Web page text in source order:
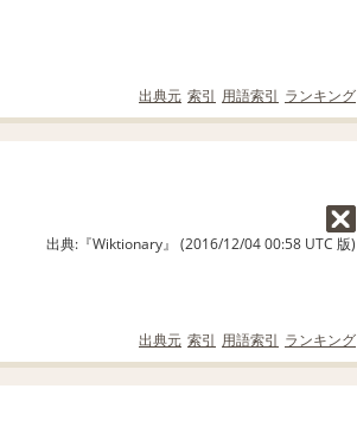
出典元 索引 用語索引 ランキング
出典:『Wiktionary』 (2016/12/04 00:58 UTC 版)
出典元 索引 用語索引 ランキング